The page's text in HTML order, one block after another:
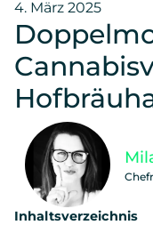
4. März 2025
Inhaltsverzeichnis